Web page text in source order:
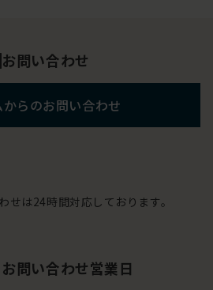
お問い合わせ
らのお問い合わせ
は24時間対応しております。
問い合わせ営業日